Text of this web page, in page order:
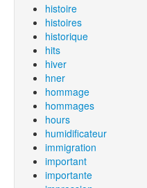
histoire
histoires
historique
hits
hiver
hner
hommage
hommages
hours
humidificateur
immigration
important
importante